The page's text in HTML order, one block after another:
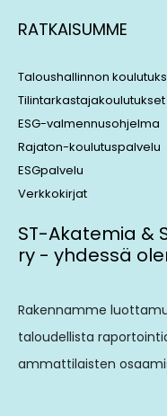
RATKAISUMME
Taloushallinnon
Tilintarkastajakoulutukset
ESG-valmennusohjelma
Rajaton-koulutuspalvelu
ESGpalvelu
Verkkokirjat
ST-Akatemia &
ry - yhdessä
Rakennamme
taloudellista
ammattilaisten